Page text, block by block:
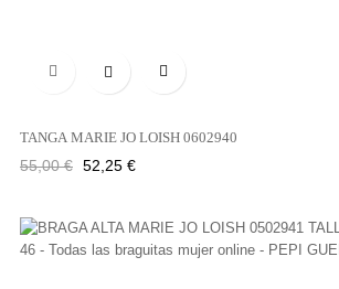

TANGA MARIE JO LOISH 0602940
Precio
55,00 € Precio
52,25 €